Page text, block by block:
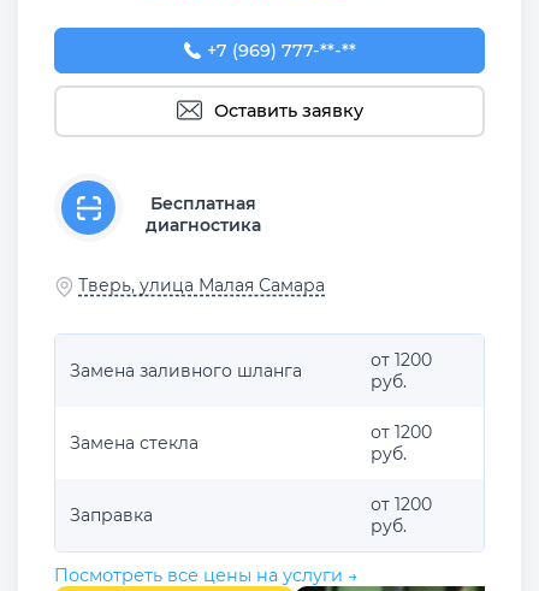
+7 (969) 777-50-55
+7 (969) 777-**-**
Оставить заявку
Бесплатная
диагностика
Тверь, улица Малая Самара
Замена заливного шланга
от 1200
руб.
Замена стекла
от 1200
руб.
Заправка
от 1200
руб.
Посмотреть все цены на услуги →